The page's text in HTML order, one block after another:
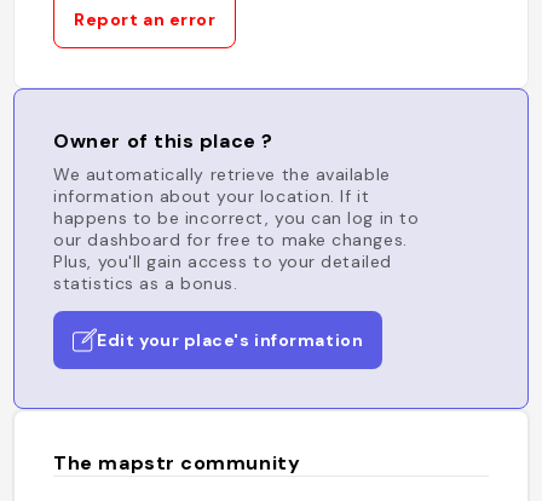
Report an error
Owner of this place ?
We automatically retrieve the available
information about your location. If it
happens to be incorrect, you can log in to
our dashboard for free to make changes.
Plus, you'll gain access to your detailed
statistics as a bonus.
Edit your place's information
The mapstr community